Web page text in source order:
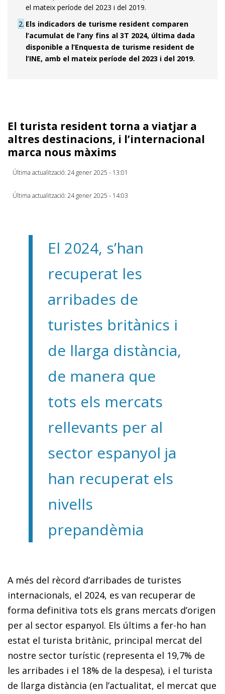
el mateix període del 2023 i del 2019.
2 Els indicadors de turisme resident comparen
l’acumulat de l’any fins al 3T 2024, última dada
disponible a l’Enquesta de turisme resident de
l’INE, amb el mateix període del 2023 i del 2019.
El turista resident torna a viatjar a
altres destinacions, i l’internacional
marca nous màxims
Última actualització: 24 gener 2025 - 13:01
Última actualització: 24 gener 2025 - 14:03
El 2024, s’han
recuperat les
arribades de
turistes britànics i
de llarga distància,
de manera que
tots els mercats
rellevants per al
sector espanyol ja
han recuperat els
nivells
prepandèmia
A més del rècord d’arribades de turistes
internacionals, el 2024, es van recuperar de
forma definitiva tots els grans mercats d’origen
per al sector espanyol. Els últims a fer-ho han
estat el turista britànic, principal mercat del
nostre sector turístic (representa el 19,7% de
les arribades i el 18% de la despesa), i el turista
de llarga distància (en l’actualitat, el mercat que